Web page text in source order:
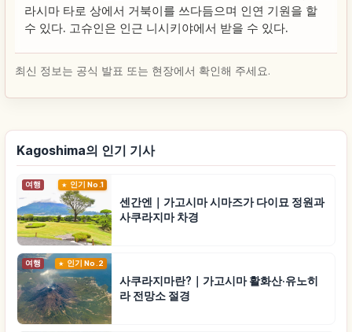
라시마 타로 상에서 거북이를 쓰다듬으며 인연 기원을 할
수 있다. 고슈인은 인근 니시키야에서 받을 수 있다.
최신 정보는 공식 발표 또는 현장에서 확인해 주세요.
Kagoshima의 인기 기사
여행 인기 No.1
센간엔｜가고시마 시마즈가 다이묘 정원과
사쿠라지마 차경
여행 인기 No.2
사쿠라지마란?｜가고시마 활화산·유노히
라 전망소 절경